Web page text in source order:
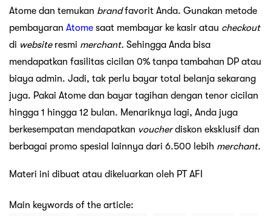
Atome dan temukan brandfavorit Anda. Gunakan metode
pembayaran Atome saat membayar ke kasir atau checkout
di websiteresmi merchant. Sehingga Anda bisa
mendapatkan fasilitas cicilan 0% tanpa tambahan DP atau
biaya admin. Jadi, tak perlu bayar total belanja sekarang
juga. Pakai Atome dan bayar tagihan dengan tenor cicilan
hingga 1 hingga 12 bulan. Menariknya lagi, Anda juga
berkesempatan mendapatkan voucherdiskon eksklusif dan
berbagai promo spesial lainnya dari 6.500 lebih merchant.
Materi ini dibuat atau dikeluarkan oleh PT AFI
Main keywords of the article: